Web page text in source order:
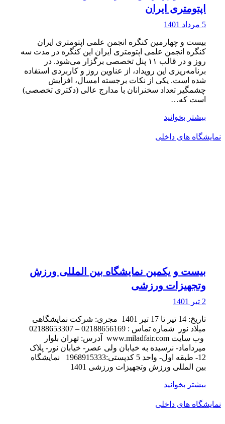
اپتومتری ایران
5 مرداد 1401
بیست و چهارمین کنگره انجمن علمی اپتومتری ایران
کنگره انجمن علمی اپتومتری ایران این کنگره در مدت سه
روز و در قالب ۱۱ پنل تخصصی برگزار می‌شود. در
برنامه‌ریزی این رویداد، از عناوین روز و کاربردی استفاده
شده است. یکی از نکات برجسته امسال، افزایش
چشمگیر تعداد سخنرانان با مدارج عالی (دکتری تخصصی)
است که…
بیشتر بخوانید
نمایشگاه های داخلی
بیست و یکمین نمایشگاه بین المللی ورزش
وتجهیزات ورزشی
2 تیر 1401
تاریخ: 14 تیر تا 17 تیر 1401 مجری: شرکت نمایشگاهی
میلاد نور شماره تماس : 02188656169 – 02188653307
وب سایت www.miladfair.com آدرس: تهران بلوار
میرداماد- نرسیده به خیابان ولی عصر- خیابان نور- پلاک
12- طبقه اول- واحد 5 کدپستی:1968915333 نمایشگاه
بین المللی ورزش وتجهیزات ورزشی 1401
بیشتر بخوانید
نمایشگاه های داخلی